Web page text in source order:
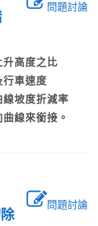
問題討論
高度之比
車速度
坡度折減率
線來銜接。
問題討論